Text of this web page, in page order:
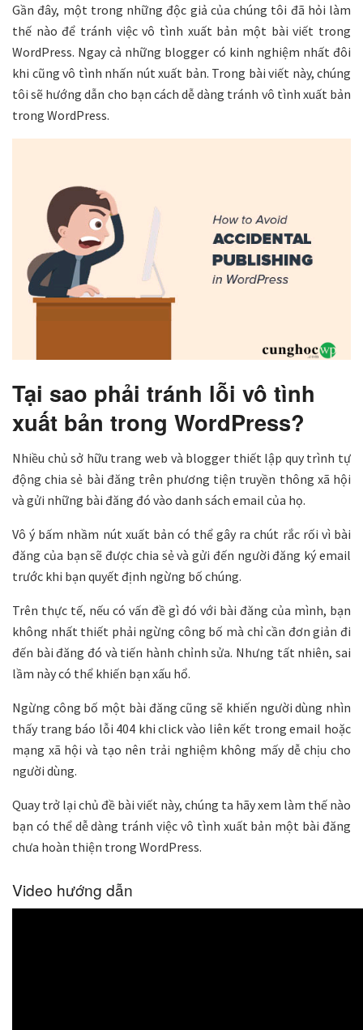
Gần đây, một trong những độc giả của chúng tôi đã hỏi làm
thế nào để tránh việc vô tình xuất bản một bài viết trong
WordPress. Ngay cả những blogger có kinh nghiệm nhất đôi
khi cũng vô tình nhấn nút xuất bản. Trong bài viết này, chúng
tôi sẽ hướng dẫn cho bạn cách dễ dàng tránh vô tình xuất bản
trong WordPress.
Tại sao phải tránh lỗi vô tình
xuất bản trong WordPress?
Nhiều chủ sở hữu trang web và blogger thiết lập quy trình tự
động chia sẻ bài đăng trên phương tiện truyền thông xã hội
và gửi những bài đăng đó vào danh sách email của họ.
Vô ý bấm nhầm nút xuất bản có thể gây ra chút rắc rối vì bài
đăng của bạn sẽ được chia sẻ và gửi đến người đăng ký email
trước khi bạn quyết định ngừng bố chúng.
Trên thực tế, nếu có vấn đề gì đó với bài đăng của mình, bạn
không nhất thiết phải ngừng công bố mà chỉ cần đơn giản đi
đến bài đăng đó và tiến hành chỉnh sửa. Nhưng tất nhiên, sai
lầm này có thể khiến bạn xấu hổ.
Ngừng công bố một bài đăng cũng sẽ khiến người dùng nhìn
thấy trang báo lỗi 404 khi click vào liên kết trong email hoặc
mạng xã hội và tạo nên trải nghiệm không mấy dễ chịu cho
người dùng.
Quay trở lại chủ đề bài viết này, chúng ta hãy xem làm thế nào
bạn có thể dễ dàng tránh việc vô tình xuất bản một bài đăng
chưa hoàn thiện trong WordPress.
Video hướng dẫn